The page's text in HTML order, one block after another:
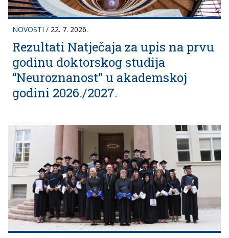
NOVOSTI / 22. 7. 2026.
Rezultati Natječaja za upis na prvu
godinu doktorskog studija
“Neuroznanost” u akademskoj
godini 2026./2027.